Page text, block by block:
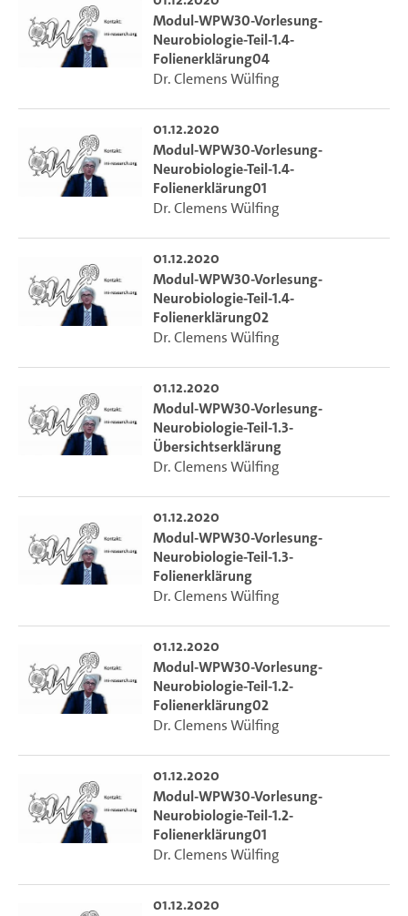
Modul-WPW30-Vorlesung-
Neurobiologie-Teil-1.4-
Folienerklärung04
Dr. Clemens Wülfing
01.12.2020
Modul-WPW30-Vorlesung-
Neurobiologie-Teil-1.4-
Folienerklärung01
Dr. Clemens Wülfing
01.12.2020
Modul-WPW30-Vorlesung-
Neurobiologie-Teil-1.4-
Folienerklärung02
Dr. Clemens Wülfing
01.12.2020
Modul-WPW30-Vorlesung-
Neurobiologie-Teil-1.3-
Übersichtserklärung
Dr. Clemens Wülfing
01.12.2020
Modul-WPW30-Vorlesung-
Neurobiologie-Teil-1.3-
Folienerklärung
Dr. Clemens Wülfing
01.12.2020
Modul-WPW30-Vorlesung-
Neurobiologie-Teil-1.2-
Folienerklärung02
Dr. Clemens Wülfing
01.12.2020
Modul-WPW30-Vorlesung-
Neurobiologie-Teil-1.2-
Folienerklärung01
Dr. Clemens Wülfing
01.12.2020